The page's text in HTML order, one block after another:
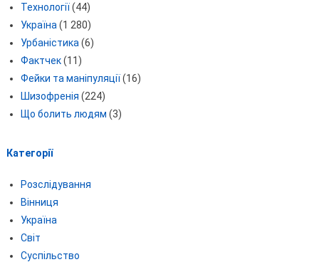
Технології(44)
Україна (1 280)
Урбаністика (6)
Фактчек(11)
Фейки та маніпуляції(16)
Шизофренія (224)
Що болить людям (3)
Категорії
Розслідування
Вінниця
Україна
Світ
Суспільство